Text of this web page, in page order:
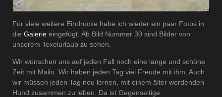
Für viele weitere Eindrücke habe ich wieder ein paar Fotos in
die Galerie eingefügt. Ab Bild Nummer 30 sind Bilder von
unserem Texelurlaub zu sehen.
Wir wünschen uns auf jeden Fall noch eine lange und schöne
Zeit mit Mailo. Wir haben jeden Tag viel Freude mit ihm. Auch
wir müssen jeden Tag neu lernen, mit einem älter werdenden
Hund zusammen zu leben. Da ist Gegenseitige